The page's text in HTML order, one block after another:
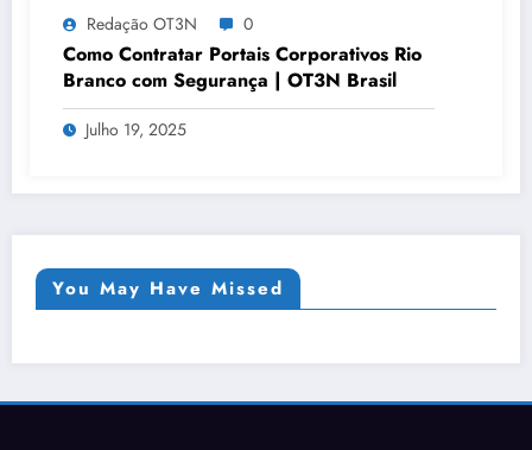
Redação OT3N 0
Como Contratar Portais Corporativos Rio
Branco com Segurança | OT3N Brasil
Julho 19, 2025
You May Have Missed